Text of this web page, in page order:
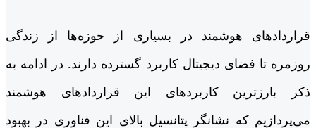
قراردادهای هوشمند در بسیاری از حوزه‌ها از زندگی
روزمره تا فضای دیجیتال کاربرد گسترده دارند. در ادامه به
ذکر بارزترین کاربردهای این قراردادهای هوشمند
می‌پردازیم که نشانگر پتانسیل بالای این فناوری در بهبود